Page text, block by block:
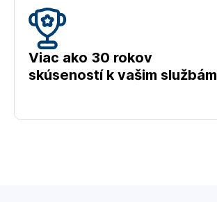
Viac ako 30 rokov
skúseností k vašim službám